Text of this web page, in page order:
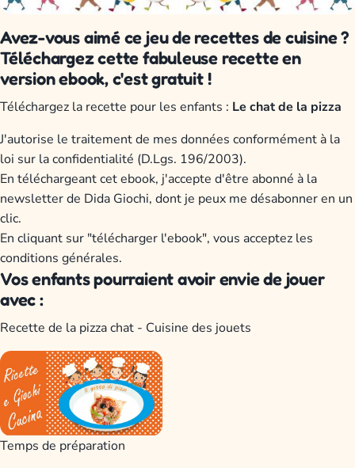
Avez-vous aimé ce jeu de recettes de cuisine ?
Téléchargez cette fabuleuse recette en
version ebook, c'est gratuit !
Téléchargez la recette pour les enfants : Le chat de la pizza
J'autorise le traitement de mes données conformément à la
loi sur la confidentialité (D.Lgs. 196/2003).
En téléchargeant cet ebook, j'accepte d'être abonné à la
newsletter de Dida Giochi, dont je peux me désabonner en un
clic.
En cliquant sur "télécharger l'ebook", vous acceptez les
conditions générales.
Vos enfants pourraient avoir envie de jouer
avec :
Recette de la pizza chat - Cuisine des jouets
Temps de préparation